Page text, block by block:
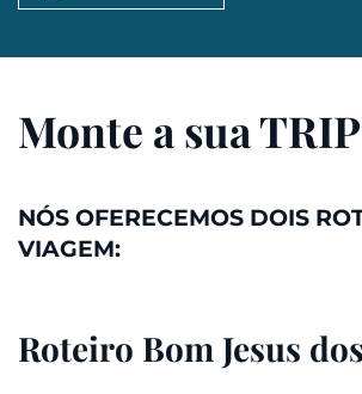
Monte a sua
NÓS OFERECEMOS DOIS
VIAGEM:
Roteiro Bom Jesus